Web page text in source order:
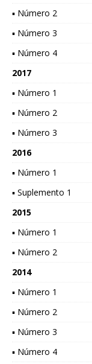
▪ Número 2
▪ Número 3
▪ Número 4
2017
▪ Número 1
▪ Número 2
▪ Número 3
2016
▪ Número 1
▪ Suplemento 1
2015
▪ Número 1
▪ Número 2
2014
▪ Número 1
▪ Número 2
▪ Número 3
▪ Número 4